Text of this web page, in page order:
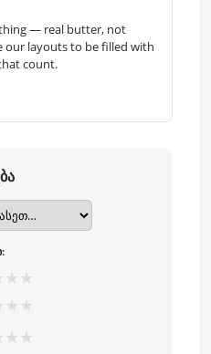
— real butter, not
our layouts to be filled with
count.
★ ★
★ ★
★ ★